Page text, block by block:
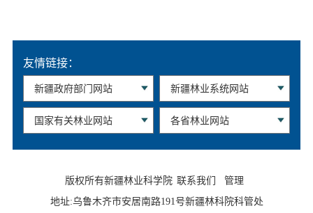
友情链接：
版权所有新疆林业科学院 联系我们
管理
地址:乌鲁木齐市安居南路191号新疆林科院科管处